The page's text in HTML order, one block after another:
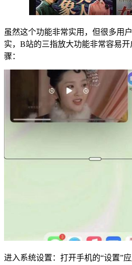
虽然这个功能非常实用，但很多用
实，B站的三指放大功能非常容易
骤：
进入系统设置：打开手机的“设置”